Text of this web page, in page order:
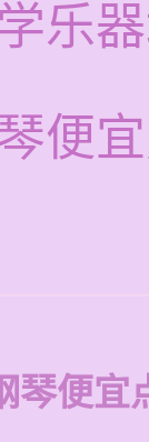
乐
便
琴便宜